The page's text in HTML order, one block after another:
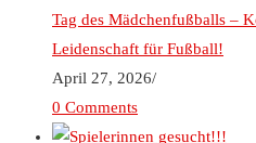
Tag des Mädchenfußballs –
Leidenschaft für Fußball!
April 27, 2026/
0 Comments